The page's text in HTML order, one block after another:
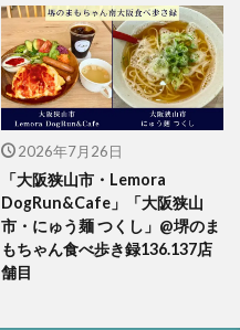
2026年7月26日
「大阪狭山市・Lemora
DogRun&Cafe」「大阪狭山
市・にゅう麺 つくし」@堺のま
もちゃん食べ歩き録136.137店
舗目